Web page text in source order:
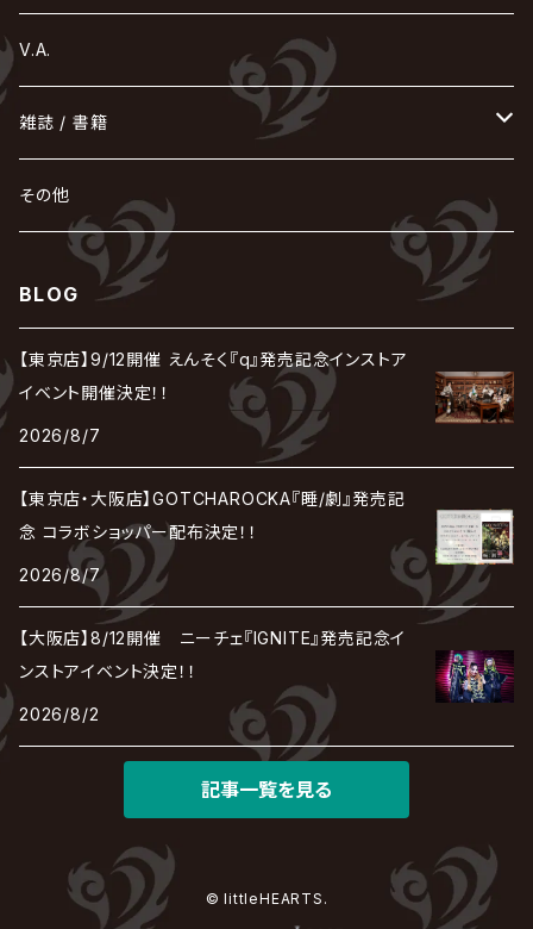
彩冷える -ayabie-
アリス九號. / ALICE NINE. / A9
アンティック-珈琲店-
umbrella
168 / 葵-168-
GOTCHAROCKA
河村隆一
KIRITO / キリト
己龍
GREN / グレン
黒夢
XANVALA
Sick²
ジグソウ
シド
JAKIGAN MEISTER
Chanty
Janne Da Arc
sugar
Jupiter
JILUKA
SCAPEGOAT
SPLENDID GOD GIRAFFE
SLAPSLY / CHIYU
DADAROMA
逹瑯
DAVID / SUI / 縁
DARRELL
DIR EN GREY
DEXCORE
TAKE NO BREAK
DEZERT
deadman
DEVILOOF
DuelJewel
D'ERLANGER
Tourbillon
NEVERLAND
NoGoD
NOCTURNAL BLOODLUST
花見桜こうき
薔薇の宮殿
BAROQUE
hide with Spread Beaver / hide
HIDE-ZOU
Fatüm
Blu-BiLLioN
BULL FIELD
BREAKERZ
BLAZE
BabyKingdom
THE BEETHOVEN
The Benjamin
ほ
POIDOL
HOLLOWGRAM
MUSCLE ATTACK
マツタケワークス
摩天楼オペラ
THE MADNA
MAMA.
まみれた / MAMIRETA
MALICE MIZER
ミスイ
MIYAVI
MUCC / ムック
め
メトロノーム
MERRY / メリー
も
THE MORTAL
MORRIE
最上川司
YUKIYA / 藤田幸也
ユナイト
よ
rice
Rides In ReVellion
Luv PARADE
LAB.THE BASEMENT / ラボ ザ ベヰスメント
り
Leetspeak monsters
Ricky
LEZARD
LIBRAVEL / リブラヴェル
Lill
る
Ruiza
LUNA SEA
れ
0.1gの誤算
the Raid.
REIGN
RAZOR
LSN / The LEGENDARY SIX NINE
Royz
Rorschach.inc
ロマン急行
わ
wyse
我が為
V.A.
雑誌 / 書籍
hévn
ROCK AND READ
その他
BLOG
【東京店】9/12開催 えんそく『q』発売記念インストア
イベント開催決定！！
2026/8/7
【東京店・大阪店】GOTCHAROCKA『睡/劇』発売記
念 コラボショッパー配布決定！！
2026/8/7
【大阪店】8/12開催 ニーチェ『IGNITE』発売記念イ
ンストアイベント決定！！
2026/8/2
記事一覧を見る
© littleHEARTS.